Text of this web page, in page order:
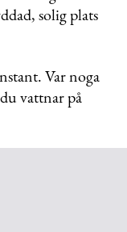
solig plats
Var noga
vattnar på